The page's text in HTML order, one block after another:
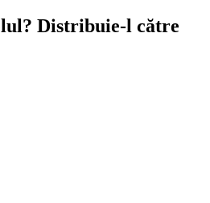
Distribuie-l către